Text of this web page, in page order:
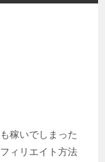
も稼いでしまった
ィリエイト方法